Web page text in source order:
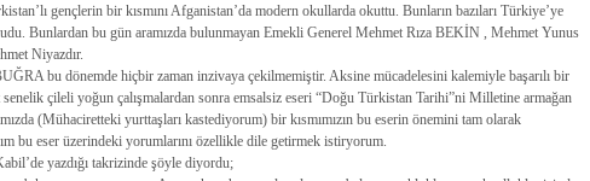
gençlerin bir kısmını Afganistan’da modern okullarda okuttu. Bunların bazıları Türkiye’ye
Bunlardan bu gün aramızda bulunmayan Emekli Generel Mehmet Rıza BEKİN , Mehmet Yunus
Niyazdır.
bu dönemde hiçbir zaman inzivaya çekilmemiştir. Aksine mücadelesini kalemiyle başarılı bir
çileli yoğun çalışmalardan sonra emsalsiz eseri “Doğu Türkistan Tarihi”ni Milletine armağan
(Mühaciretteki yurttaşları kastediyorum) bir kısmımızın bu eserin önemini tam olarak
bu eser üzerindeki yorumlarını özellikle dile getirmek istiryorum.
yazdığı takrizinde şöyle diyordu;